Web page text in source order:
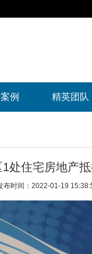
例 精英团队
处住宅房地产
布时间：2022-01-19